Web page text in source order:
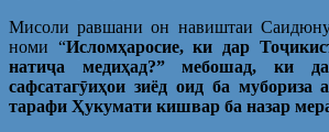
Мисоли равшани он навиштаи
номи “Исломҳаросие, ки дар
натиҷа медиҳад?” мебошад, ки
сафсатагӯиҳои зиёд оид ба мубориза
тарафи Ҳукумати кишвар ба назар